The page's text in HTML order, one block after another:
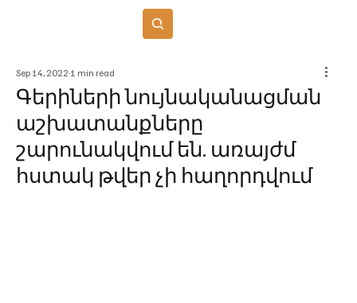
Գերիների նույնականացման
աշխատանքները
շարունակվում են. առայժմ
հստակ թվեր չի հաղորդվում
Sep 14, 2022 1 min read